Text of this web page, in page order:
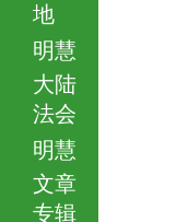
地
明慧
大陆
法会
明慧
文章
专辑